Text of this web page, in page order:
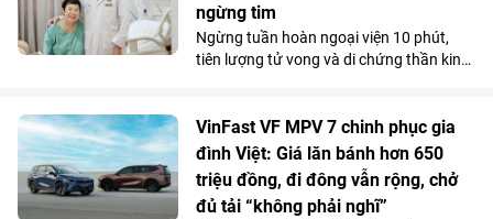
ngừng tim
Ngừng tuần hoàn ngoại viện 10 phút,
tiên lượng tử vong và di chứng thần kinh
cuộc sống bình thường chỉ sau một tuần
điều trị tại Bệnh viện Đa khoa Vinmec
Phú Quốc.
VinFast VF MPV 7 chinh phục gia
đình Việt: Giá lăn bánh hơn 650
triệu đồng, đi đông vẫn rộng, chở
đủ tải “không phải nghĩ”